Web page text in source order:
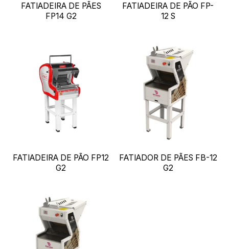
FATIADEIRA DE PÃES
FP14 G2
FATIADEIRA DE PÃO FP-
12 S
FATIADEIRA DE PÃO FP12
G2
FATIADOR DE PÃES FB-12
G2